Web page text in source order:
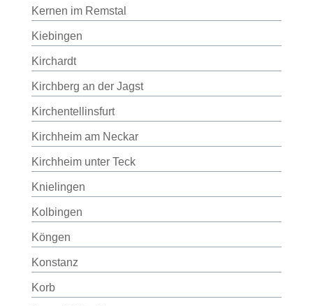
Kernen im Remstal
Kiebingen
Kirchardt
Kirchberg an der Jagst
Kirchentellinsfurt
Kirchheim am Neckar
Kirchheim unter Teck
Knielingen
Kolbingen
Köngen
Konstanz
Korb